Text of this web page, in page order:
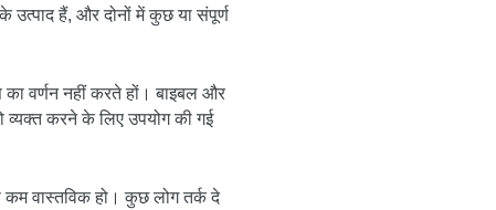
उत्पाद हैं, और दोनों में कुछ या संपूर्ण
का वर्णन नहीं करते हों। बाइबल और
व्यक्त करने के लिए उपयोग की गई
कम वास्तविक हो। कुछ लोग तर्क दे